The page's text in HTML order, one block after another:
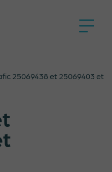
25069438 et 25069403 et